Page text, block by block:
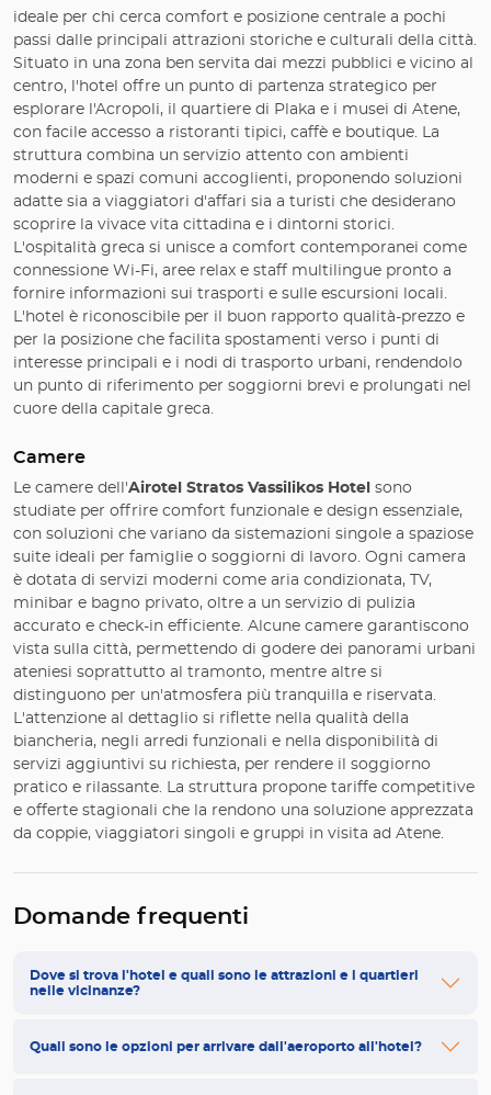
ideale per chi cerca comfort e posizione centrale a pochi
passi dalle principali attrazioni storiche e culturali della città.
Situato in una zona ben servita dai mezzi pubblici e vicino al
centro, l'hotel offre un punto di partenza strategico per
esplorare l'Acropoli, il quartiere di Plaka e i musei di Atene,
con facile accesso a ristoranti tipici, caffè e boutique. La
struttura combina un servizio attento con ambienti
moderni e spazi comuni accoglienti, proponendo soluzioni
adatte sia a viaggiatori d'affari sia a turisti che desiderano
scoprire la vivace vita cittadina e i dintorni storici.
L'ospitalità greca si unisce a comfort contemporanei come
connessione Wi-Fi, aree relax e staff multilingue pronto a
fornire informazioni sui trasporti e sulle escursioni locali.
L'hotel è riconoscibile per il buon rapporto qualità-prezzo e
per la posizione che facilita spostamenti verso i punti di
interesse principali e i nodi di trasporto urbani, rendendolo
un punto di riferimento per soggiorni brevi e prolungati nel
cuore della capitale greca.
Camere
Le camere dell'Airotel Stratos Vassilikos Hotel sono
studiate per offrire comfort funzionale e design essenziale,
con soluzioni che variano da sistemazioni singole a spaziose
suite ideali per famiglie o soggiorni di lavoro. Ogni camera
è dotata di servizi moderni come aria condizionata, TV,
minibar e bagno privato, oltre a un servizio di pulizia
accurato e check-in efficiente. Alcune camere garantiscono
vista sulla città, permettendo di godere dei panorami urbani
ateniesi soprattutto al tramonto, mentre altre si
distinguono per un'atmosfera più tranquilla e riservata.
L'attenzione al dettaglio si riflette nella qualità della
biancheria, negli arredi funzionali e nella disponibilità di
servizi aggiuntivi su richiesta, per rendere il soggiorno
pratico e rilassante. La struttura propone tariffe competitive
e offerte stagionali che la rendono una soluzione apprezzata
da coppie, viaggiatori singoli e gruppi in visita ad Atene.
Domande frequenti
Dove si trova l'hotel e quali sono le attrazioni e i quartieri
nelle vicinanze?
Quali sono le opzioni per arrivare dall'aeroporto all'hotel?